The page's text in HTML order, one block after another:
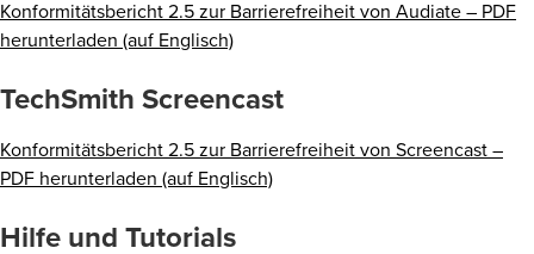
Konformitätsbericht 2.5 zur Barrierefreiheit von Audiate – PDF
herunterladen (auf Englisch)
TechSmith Screencast
Konformitätsbericht 2.5 zur Barrierefreiheit von Screencast –
PDF herunterladen (auf Englisch)
Hilfe und Tutorials